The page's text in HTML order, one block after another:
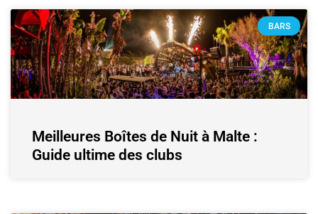
BARS
Meilleures Boîtes de Nuit à Malte :
Guide ultime des clubs